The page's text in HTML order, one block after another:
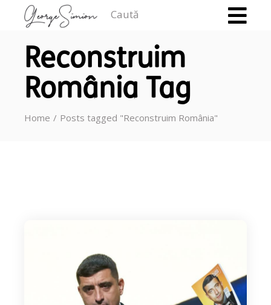
Reconstruim
România Tag
Home Posts tagged "Reconstruim România"